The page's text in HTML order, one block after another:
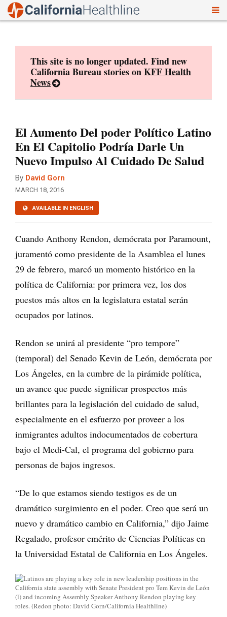
This site is no longer updated. Find new
California Bureau stories onKFF Health
News
El Aumento Del poder Político Latino
En El Capitolio Podría Darle Un
Nuevo Impulso Al Cuidado De Salud
By David Gorn
MARCH 18, 2016
AVAILABLE IN ENGLISH
Cuando Anthony Rendon, demócrata por Paramount,
juramentó como presidente de la Asamblea el lunes
29 de febrero, marcó un momento histórico en la
política de California: por primera vez, los dos
puestos más altos en la legislatura estatal serán
ocupados por latinos.
Rendon se unirá al presidente “pro tempore”
(temporal) del Senado Kevin de León, demócrata por
Los Ángeles, en la cumbre de la pirámide política,
un avance que puede significar prospectos más
brillantes para la legislación del cuidado de salud,
especialmente en el esfuerzo por proveer a los
inmigrantes adultos indocumentados de cobertura
bajo el Medi-Cal, el programa del gobierno para
personas de bajos ingresos.
“De lo que estamos siendo testigos es de un
dramático surgimiento en el poder. Creo que será un
nuevo y dramático cambio en California,” dijo Jaime
Regalado, profesor emérito de Ciencias Políticas en
la Universidad Estatal de California en Los Ángeles.